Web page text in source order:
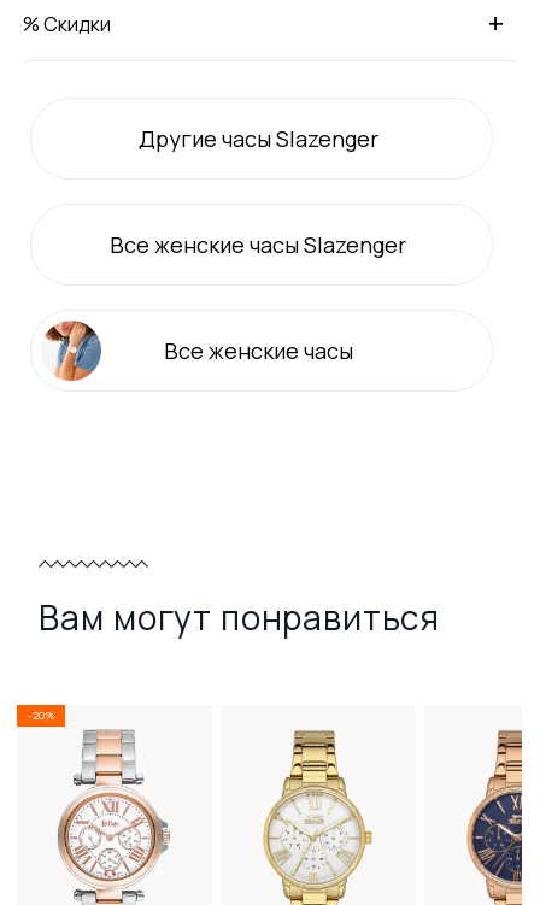
+
% Скидки
Другие часы Slazenger
Всеженские часы Slazenger
Все женские часы
Вам могут понравиться
-20%